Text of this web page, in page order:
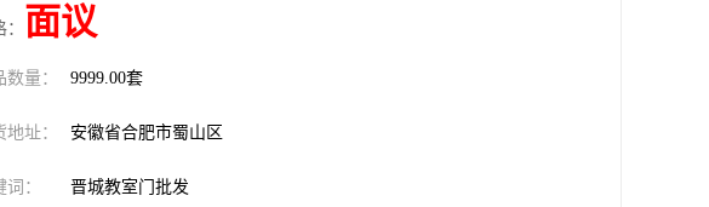
面议
数量： 9999.00套
地址： 安徽省合肥市蜀山区
词： 晋城教室门批发